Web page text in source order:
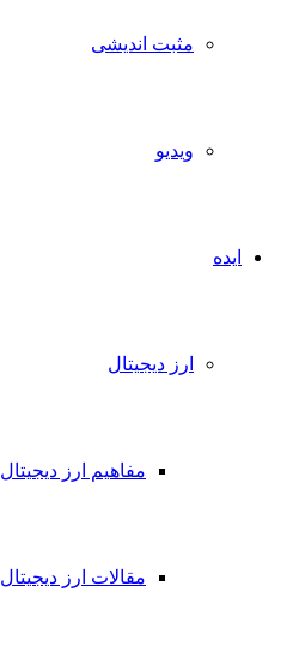
مثبت اندیشی
ویدیو
ایده
ارز دیجیتال
مفاهیم ارز دیجیتال
مقالات ارز دیجیتال